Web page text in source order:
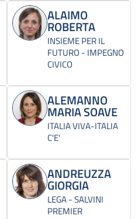
ALAIMO
ROBERTA
INSIEME PER IL
FUTURO - IMPEGNO
CIVICO
ALEMANNO
MARIA SOAVE
ITALIA VIVA-ITALIA
C'E'
ANDREUZZA
GIORGIA
LEGA - SALVINI
PREMIER